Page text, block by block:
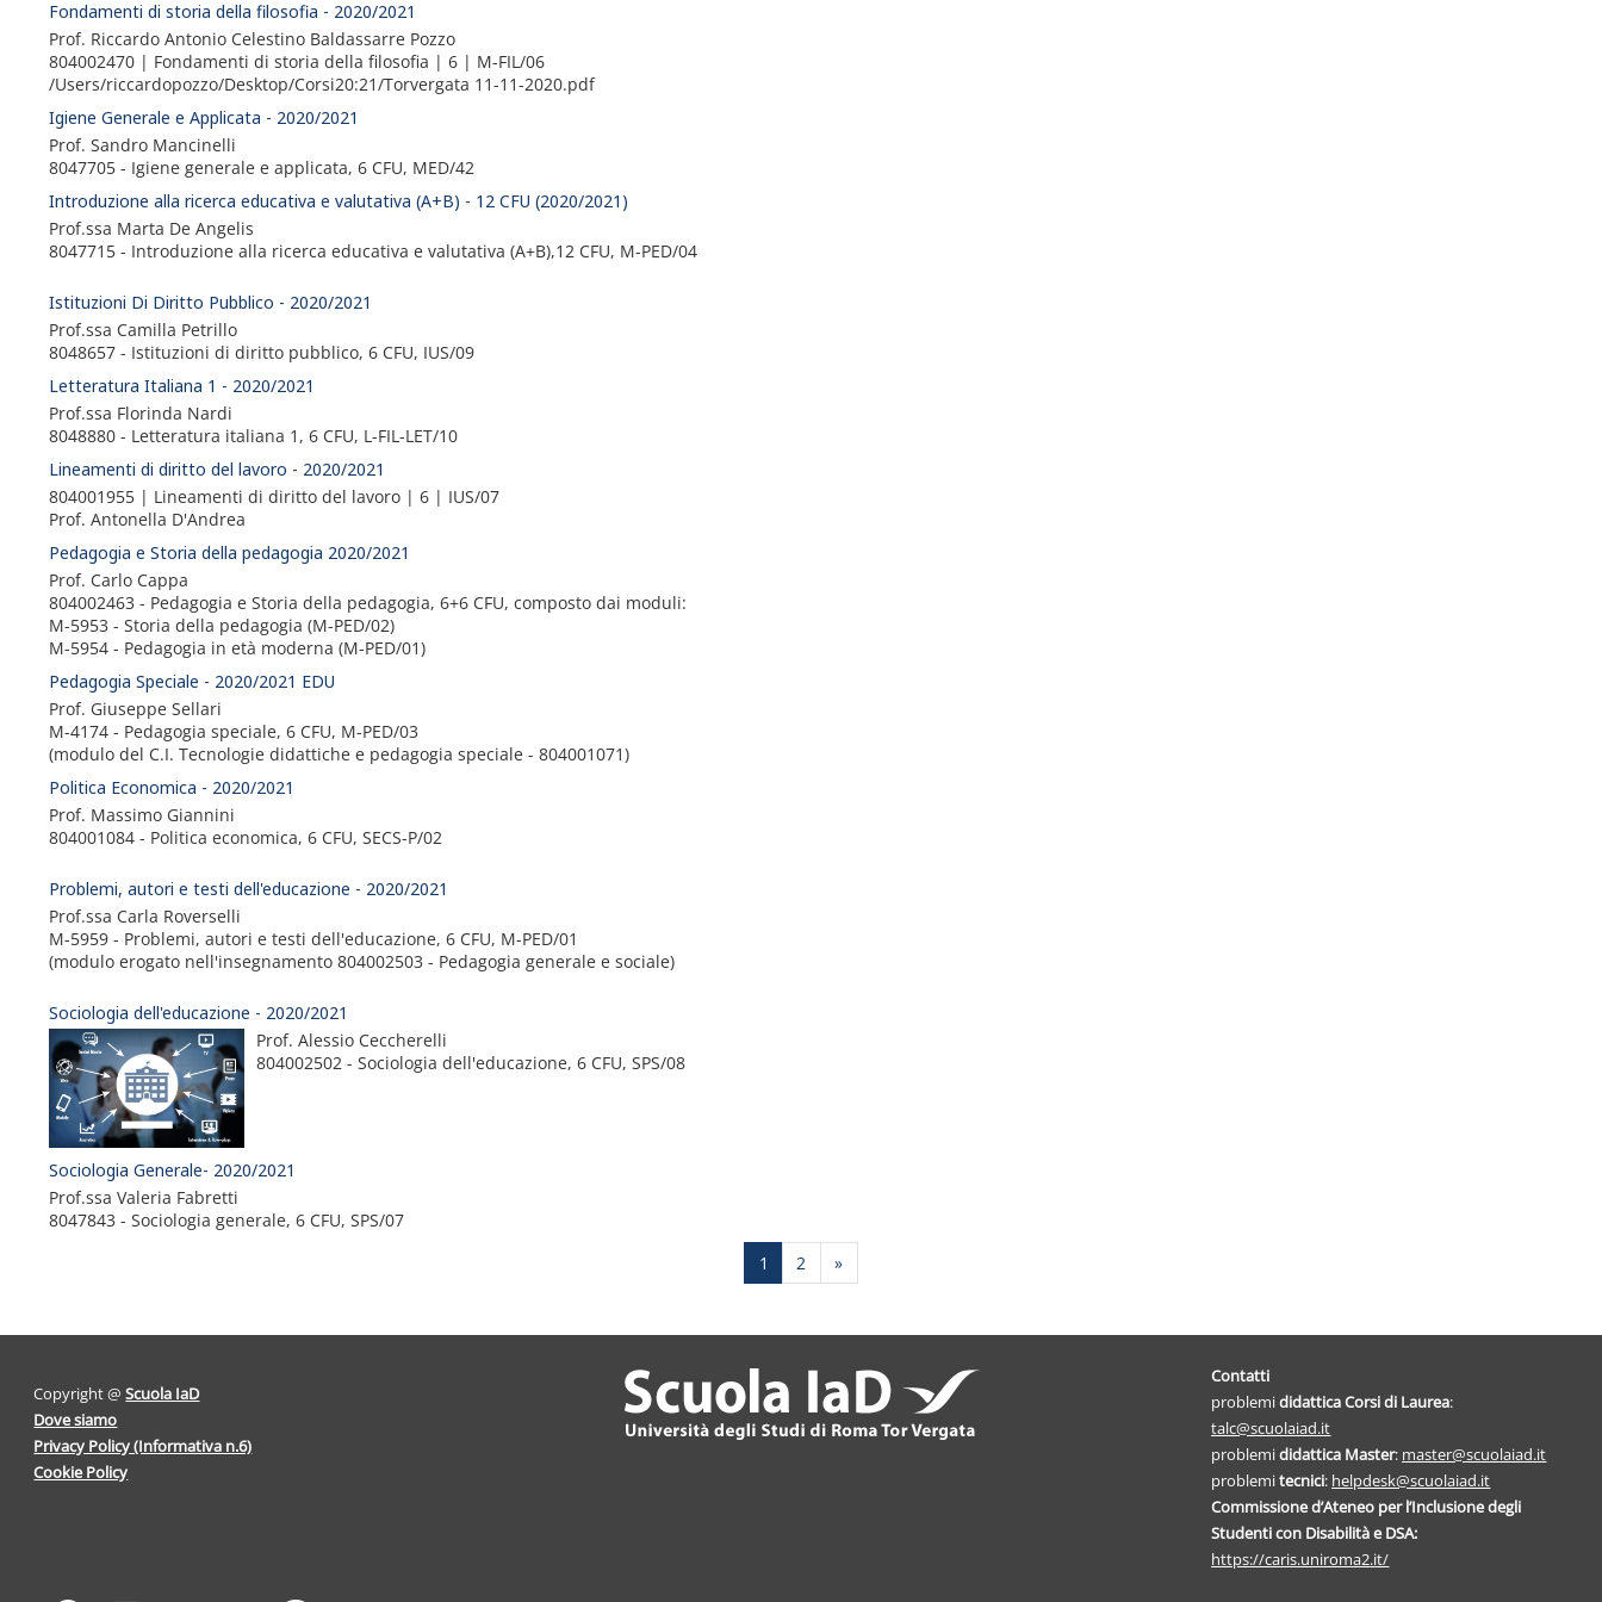
Fondamenti di storia della filosofia - 2020/2021
Prof. Riccardo Antonio Celestino Baldassarre Pozzo
804002470 | Fondamenti di storia della filosofia | 6 | M-FIL/06
/Users/riccardopozzo/Desktop/Corsi20:21/Torvergata 11-11-2020.pdf
Igiene Generale e Applicata - 2020/2021
Prof. Sandro Mancinelli
8047705 - Igiene generale e applicata, 6 CFU, MED/42
Introduzione alla ricerca educativa e valutativa (A+B) - 12 CFU (2020/2021)
Prof.ssa Marta De Angelis
8047715 - Introduzione alla ricerca educativa e valutativa (A+B),12 CFU, M-PED/04
Istituzioni Di Diritto Pubblico - 2020/2021
Prof.ssa Camilla Petrillo
8048657 - Istituzioni di diritto pubblico, 6 CFU, IUS/09
Letteratura Italiana 1 - 2020/2021
Prof.ssa Florinda Nardi
8048880 - Letteratura italiana 1, 6 CFU, L-FIL-LET/10
Lineamenti di diritto del lavoro - 2020/2021
804001955 | Lineamenti di diritto del lavoro | 6 | IUS/07
Prof. Antonella D'Andrea
Pedagogia e Storia della pedagogia 2020/2021
Prof. Carlo Cappa
804002463 - Pedagogia e Storia della pedagogia, 6+6 CFU, composto dai moduli:
M-5953 - Storia della pedagogia (M-PED/02)
M-5954 - Pedagogia in età moderna (M-PED/01)
Pedagogia Speciale - 2020/2021 EDU
Prof. Giuseppe Sellari
M-4174 - Pedagogia speciale, 6 CFU, M-PED/03
(modulo del C.I. Tecnologie didattiche e pedagogia speciale - 804001071)
Politica Economica - 2020/2021
Prof. Massimo Giannini
804001084 - Politica economica, 6 CFU, SECS-P/02
Problemi, autori e testi dell'educazione - 2020/2021
Prof.ssa Carla Roverselli
M-5959 - Problemi, autori e testi dell'educazione, 6 CFU, M-PED/01
(modulo erogato nell'insegnamento 804002503 - Pedagogia generale e sociale)
Sociologia dell'educazione - 2020/2021
Prof. Alessio Ceccherelli
804002502 - Sociologia dell'educazione, 6 CFU, SPS/08
Sociologia Generale- 2020/2021
Prof.ssa Valeria Fabretti
8047843 - Sociologia generale, 6 CFU, SPS/07
1 Page 1
2 Page 2
»Next page
Copyright @Scuola IaD
Dove siamo
Privacy Policy (Informativa n.6)
Cookie Policy
Contatti
problemididatticaCorsi di Laurea:
talc@scuolaiad.it
problemididattica Master: master@scuolaiad.it
problemitecnici: helpdesk@scuolaiad.it
Commissione d’Ateneo per l’Inclusione degli
Studenti con Disabilità e DSA:
https://caris.uniroma2.it/